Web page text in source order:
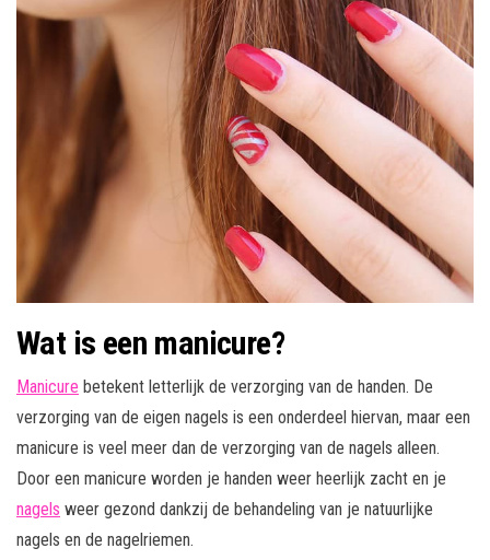
Wat is een manicure?
Manicure betekent letterlijk de verzorging van de handen. De
verzorging van de eigen nagels is een onderdeel hiervan, maar een
manicure is veel meer dan de verzorging van de nagels alleen.
Door een manicure worden je handen weer heerlijk zacht en je
nagels weer gezond dankzij de behandeling van je natuurlijke
nagels en de nagelriemen.